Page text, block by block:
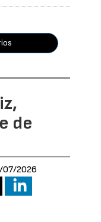
de
07/2026